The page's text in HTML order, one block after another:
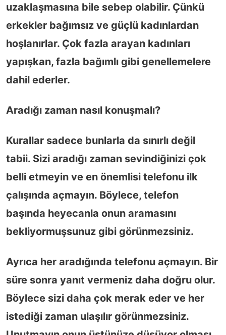
uzaklaşmasına bile sebep olabilir. Çünkü
erkekler bağımsız ve güçlü kadınlardan
hoşlanırlar. Çok fazla arayan kadınları
yapışkan, fazla bağımlı gibi genellemelere
dahil ederler.
Aradığı zaman nasıl konuşmalı?
Kurallar sadece bunlarla da sınırlı değil
tabii. Sizi aradığı zaman sevindiğinizi çok
belli etmeyin ve en önemlisi telefonu ilk
çalışında açmayın. Böylece, telefon
başında heyecanla onun aramasını
bekliyormuşsunuz gibi görünmezsiniz.
Ayrıca her aradığında telefonu açmayın. Bir
süre sonra yanıt vermeniz daha doğru olur.
Böylece sizi daha çok merak eder ve her
istediği zaman ulaşılır görünmezsiniz.